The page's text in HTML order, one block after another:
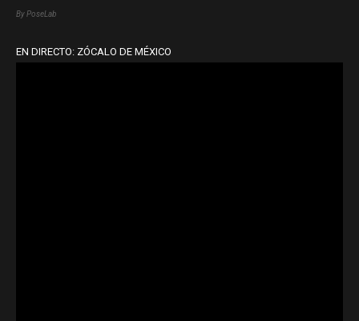
By PoseLab
EN DIRECTO: ZÓCALO DE MÉXICO